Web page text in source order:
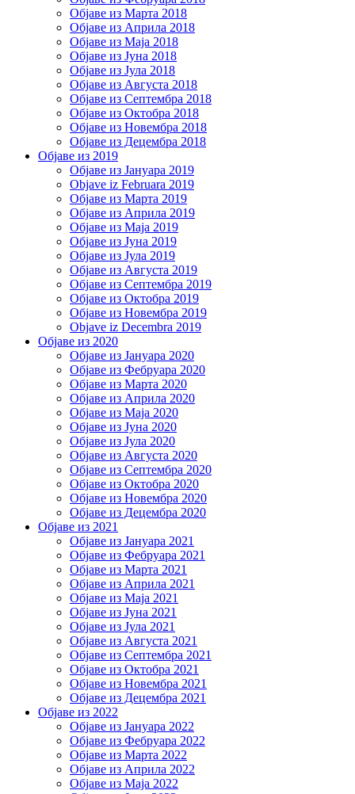
Објаве из Марта 2018
Објаве из Априла 2018
Објаве из Маја 2018
Објаве из Јуна 2018
Објаве из Јула 2018
Објаве из Августа 2018
Објаве из Септембра 2018
Објаве из Октобра 2018
Објаве из Новембра 2018
Објаве из Децембра 2018
Објаве из 2019
Објаве из Јануара 2019
Objave iz Februara 2019
Објаве из Марта 2019
Објаве из Априла 2019
Објаве из Маја 2019
Објаве из Јуна 2019
Објаве из Јула 2019
Објаве из Августа 2019
Објаве из Септембра 2019
Објаве из Октобра 2019
Објаве из Новембра 2019
Objave iz Decembra 2019
Објаве из 2020
Објаве из Јануара 2020
Објаве из Фебруара 2020
Објаве из Марта 2020
Објаве из Априла 2020
Објаве из Маја 2020
Објаве из Јуна 2020
Објаве из Јула 2020
Објаве из Августа 2020
Објаве из Септембра 2020
Објаве из Октобра 2020
Објаве из Новембра 2020
Објаве из Децембра 2020
Објаве из 2021
Објаве из Јануара 2021
Објаве из Фебруара 2021
Објаве из Марта 2021
Објаве из Априла 2021
Објаве из Маја 2021
Објаве из Јуна 2021
Објаве из Јула 2021
Објаве из Августа 2021
Објаве из Септембра 2021
Објаве из Октобра 2021
Објаве из Новембра 2021
Објаве из Децембра 2021
Објаве из 2022
Објаве из Јануара 2022
Објаве из Фебруара 2022
Објаве из Марта 2022
Објаве из Априла 2022
Објаве из Маја 2022